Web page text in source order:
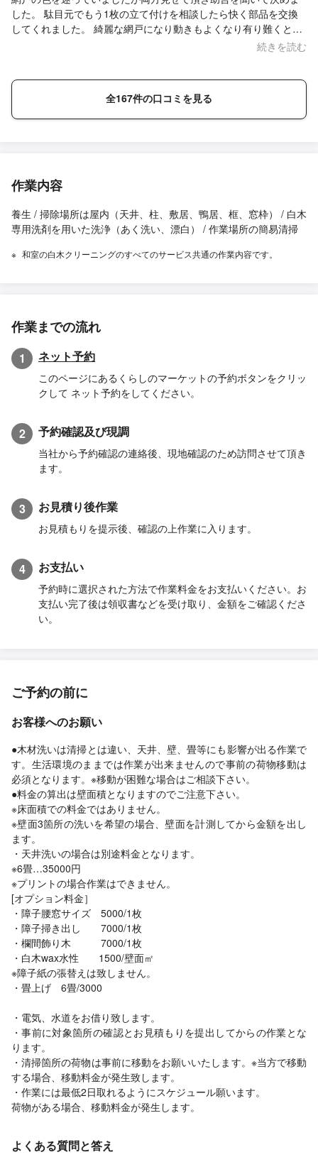
した。 駄目元でもう1枚の立て付けを相談したら快く部品を交換
してくれました。 綺麗な網戸になり動きもよくなり有り難くとて
続きを読む
全167件の口コミを見る
作業内容
養生 / 掃除場所は屋内（天井、柱、敷居、鴨居、框、窓枠） / 白木
専用洗剤を用いた洗浄（あく洗い、漂白） / 作業場所の簡易清掃
和室の白木クリーニングのすべてのサービス共通の作業内容です。
作業までの流れ
1 ネット予約
このページにあるくらしのマーケットの予約ボタンをクリッ
クして ネット予約をしてください。
2 予約確認及び現調
当社から予約確認の連絡後、現地確認のため訪問させて頂き
ます。
3 お見積り後作業
お見積もりを提示後、確認の上作業に入ります。
4 お支払い
予約時に選択された方法で作業料金をお支払いください。お
支払い完了後は領収書などを受け取り、金額をご確認くださ
い。
ご予約の前に
お客様へのお願い
●木材洗いは清掃とは違い、天井、壁、畳等にも影響が出る作業で
す。生活環境のままでは作業が出来ませんので事前の荷物移動は
必須となります。※移動が困難な場合はご相談下さい。
●料金の算出は壁面積となりますのでご注意下さい。
※床面積での料金ではありません。
※壁面3箇所の洗いを希望の場合、壁面を計測してから金額を出し
ます。
・天井洗いの場合は別途料金となります。
※6畳…35000円
※プリントの場合作業はできません。
[オプション料金］
・障子腰窓サイズ 5000/1枚
・障子掃き出し 7000/1枚
・欄間飾り木 7000/1枚
・白木wax水性 1500/壁面㎡
※障子紙の張替えは致しません。
・畳上げ 6畳/3000
・電気、水道をお借り致します。
・事前に対象箇所の確認とお見積もりを提出してからの作業とな
ります。
・清掃箇所の荷物は事前に移動をお願いいたします。※当方で移動
する場合、移動料金が発生致します。
・作業には最低2日取れるようにスケジュール願います。
荷物がある場合、移動料金が発生します。
よくある質問と答え